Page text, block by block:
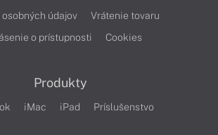
osobných údajov
Vrátenie tovaru
o prístupnosti
Cookies
Produkty
iMac iPad Príslušenstvo